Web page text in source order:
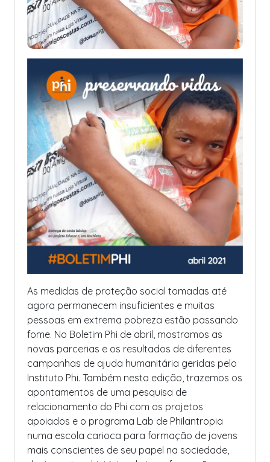
As medidas de proteção social tomadas até
agora permanecem insuficientes e muitas
pessoas em extrema pobreza estão passando
fome. No Boletim Phi de abril, mostramos as
novas parcerias e os resultados de diferentes
campanhas de ajuda humanitária geridas pelo
Instituto Phi. Também nesta edição, trazemos os
apontamentos de uma pesquisa de
relacionamento do Phi com os projetos
apoiados e o programa Lab de Philantropia
numa escola carioca para formação de jovens
mais conscientes de seu papel na sociedade,